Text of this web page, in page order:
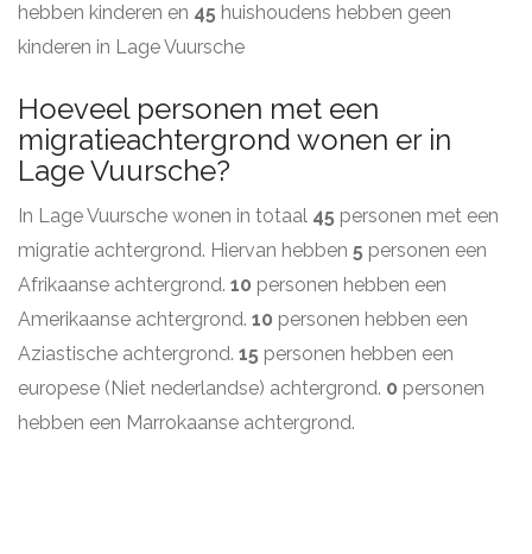
hebben kinderen en 45 huishoudens hebben geen
kinderen in Lage Vuursche
Hoeveel personen met een
migratieachtergrond wonen er in
Lage Vuursche?
In Lage Vuursche wonen in totaal 45 personen met een
migratie achtergrond. Hiervan hebben 5 personen een
Afrikaanse achtergrond. 10 personen hebben een
Amerikaanse achtergrond. 10 personen hebben een
Aziastische achtergrond. 15 personen hebben een
europese (Niet nederlandse) achtergrond. 0 personen
hebben een Marrokaanse achtergrond.